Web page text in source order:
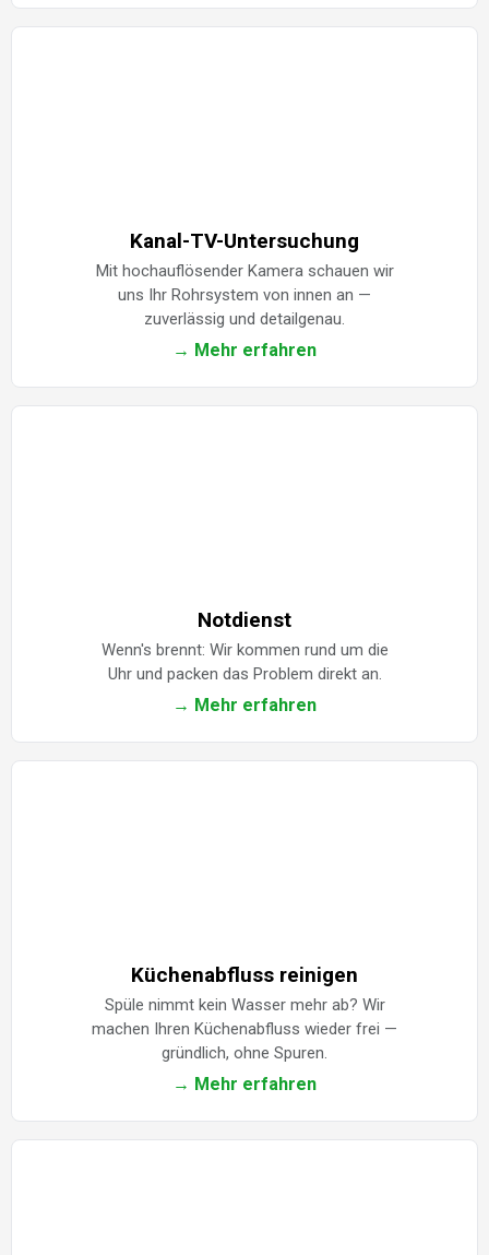
Kanal-TV-Untersuchung
Mit hochauflösender Kamera schauen wir
uns Ihr Rohrsystem von innen an —
zuverlässig und detailgenau.
→ Mehr erfahren
Notdienst
Wenn's brennt: Wir kommen rund um die
Uhr und packen das Problem direkt an.
→ Mehr erfahren
Küchenabfluss reinigen
Spüle nimmt kein Wasser mehr ab? Wir
machen Ihren Küchenabfluss wieder frei —
gründlich, ohne Spuren.
→ Mehr erfahren